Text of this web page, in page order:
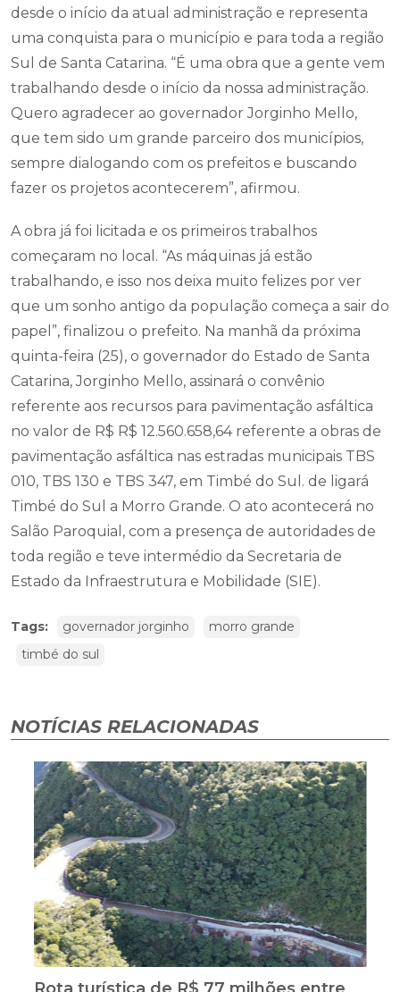
desde o início da atual administração e representa
uma conquista para o município e para toda a região
Sul de Santa Catarina. “É uma obra que a gente vem
trabalhando desde o início da nossa administração.
Quero agradecer ao governador Jorginho Mello,
que tem sido um grande parceiro dos municípios,
sempre dialogando com os prefeitos e buscando
fazer os projetos acontecerem”, afirmou.
A obra já foi licitada e os primeiros trabalhos
começaram no local. “As máquinas já estão
trabalhando, e isso nos deixa muito felizes por ver
que um sonho antigo da população começa a sair do
papel”, finalizou o prefeito. Na manhã da próxima
quinta-feira (25), o governador do Estado de Santa
Catarina, Jorginho Mello, assinará o convênio
referente aos recursos para pavimentação asfáltica
no valor de R$ R$ 12.560.658,64 referente a obras de
pavimentação asfáltica nas estradas municipais TBS
010, TBS 130 e TBS 347, em Timbé do Sul. de ligará
Timbé do Sul a Morro Grande. O ato acontecerá no
Salão Paroquial, com a presença de autoridades de
toda região e teve intermédio da Secretaria de
Estado da Infraestrutura e Mobilidade (SIE).
Tags: governador jorginho
morro grande
timbé do sul
NOTÍCIAS RELACIONADAS